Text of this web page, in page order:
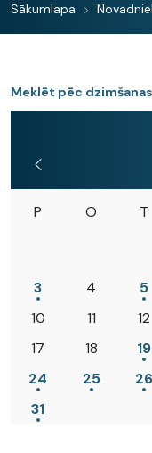
Sākumlapa
Meklēt pēc
P O T
3
4 5
10
11 12
17
18 19
24
25 26
31